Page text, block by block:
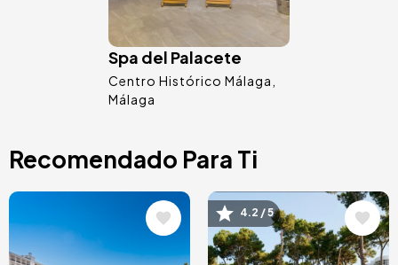
Spa del Palacete
Centro Histórico Málaga
Málaga
Recomendado Para Ti
Image
4.2 / 5